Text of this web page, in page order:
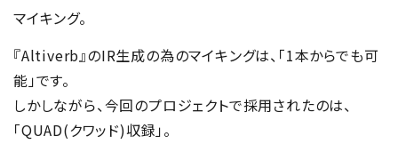
マイキング。
『Altiverb』のIR生成の為のマイキングは、「1本からでも可
能」です。
しかしながら、今回のプロジェクトで採用されたのは、
「QUAD(クワッド)収録」。